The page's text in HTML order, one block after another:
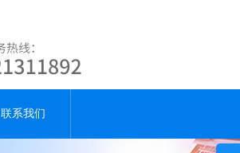
联系我们